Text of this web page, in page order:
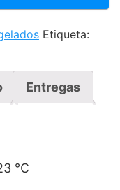
Etiqueta:
Entregas
°C